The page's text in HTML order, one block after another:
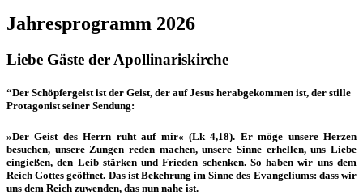
Jahresprogramm 2026
Liebe Gäste der Apollinariskirche
“Der Schöpfergeist ist der Geist, der auf Jesus herabgekommen ist, der stille
Protagonist seiner Sendung:
»Der Geist des Herrn ruht auf mir« (Lk 4,18). Er möge unsere Herzen
besuchen, unsere Zungen reden machen, unsere Sinne erhellen, uns Liebe
eingießen, den Leib stärken und Frieden schenken. So haben wir uns dem
Reich Gottes geöffnet. Das ist Bekehrung im Sinne des Evangeliums: dass wir
uns dem Reich zuwenden, das nun nahe ist.